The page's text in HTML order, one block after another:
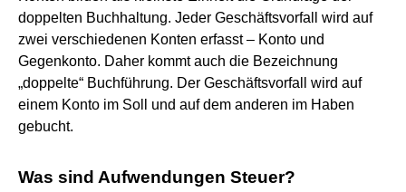
doppelten Buchhaltung. Jeder Geschäftsvorfall wird auf
zwei verschiedenen Konten erfasst – Konto und
Gegenkonto. Daher kommt auch die Bezeichnung
„doppelte“ Buchführung. Der Geschäftsvorfall wird auf
einem Konto im Soll und auf dem anderen im Haben
gebucht.
Was sind Aufwendungen Steuer?